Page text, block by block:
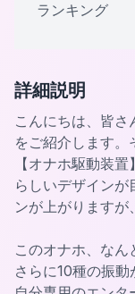
ランキング
詳細説明
こんにちは、皆
をご紹介します。
【オナホ駆動装
らしいデザインが
ンが上がりますが
このオナホ、なん
さらに10種の振